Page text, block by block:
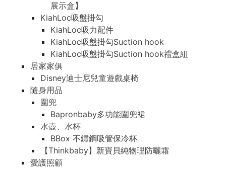
展示盒】
KiahLoc吸盤掛勾
KiahLoc吸力配件
KiahLoc吸盤掛勾Suction hook
KiahLoc吸盤掛勾Suction hook禮盒組
居家家俱
Disney迪士尼兒童遊戲桌椅
隨身用品
圍兜
Bapronbaby多功能圍兜裙
水壺、水杯
BBox 不鏽鋼吸管保冷杯
【Thinkbaby】新寶貝純物理防曬霜
愛護照顧